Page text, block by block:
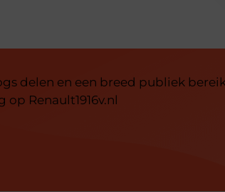
delen en een breed publiek
op Renault1916v.nl